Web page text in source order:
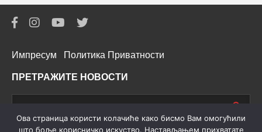
Импресум Политика Приватности
ПРЕТРАЖИТЕ НОВОСТИ
Oва страница користи колачиће како бисмо Вам омогућили
што боље корисничко искуство. Настављањем прихватате